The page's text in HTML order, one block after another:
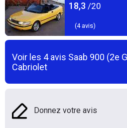
18,3 /20
(4avis)
Voir les 4avis Saab 900 (2e
Cabriolet
Donnez votre avis